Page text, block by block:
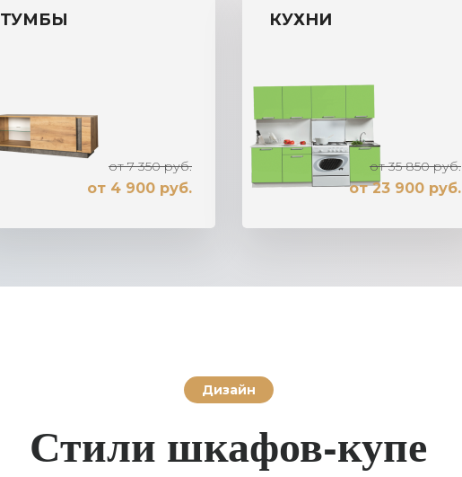
ТУМБЫ
от 7 350 руб.
от 4 900 руб.
КУХНИ
от 35 850 руб.
от 23 900 руб.
Дизайн
Стили шкафов-купе